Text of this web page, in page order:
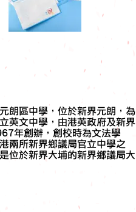
朗區中學，位於新界元朗，為
英文中學，由港英政府及新界
年創辦，創校時為文法學
兩所新界鄉議局官立中學之
位於新界大埔的新界鄉議局大